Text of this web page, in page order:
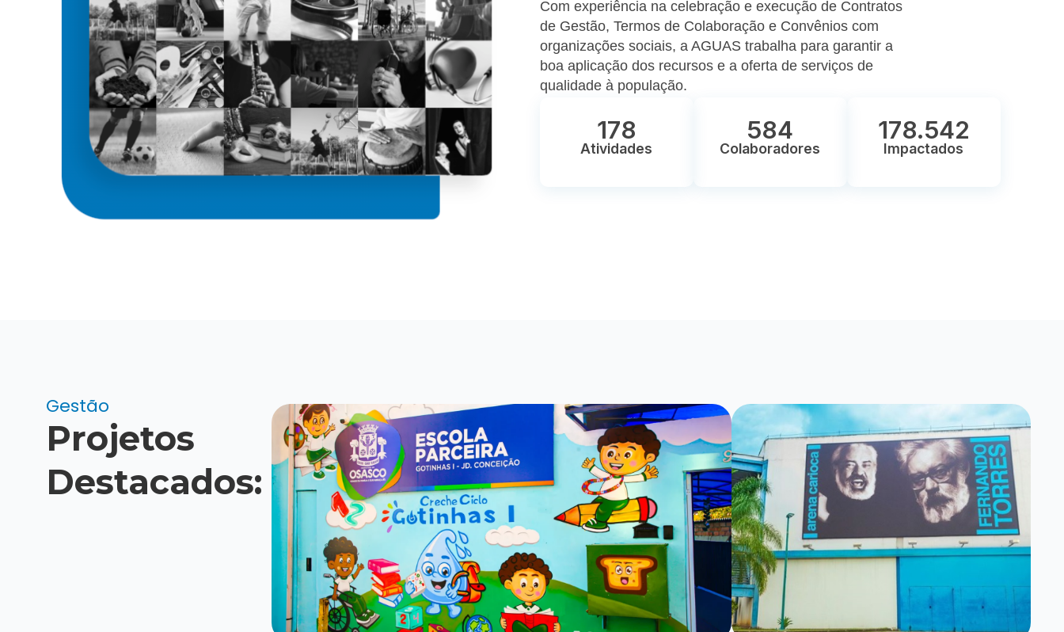
Com experiência na celebração e execução de Contratos
de Gestão, Termos de Colaboração e Convênios com
organizações sociais, a AGUAS trabalha para garantir a
boa aplicação dos recursos e a oferta de serviços de
qualidade à população.
178
Atividades
584
Colaboradores
178.542
Impactados
Gestão
Projetos
Destacados: